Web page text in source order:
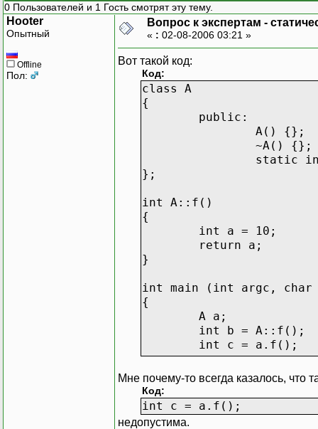
0 Пользователей и 1 Гость смотрят эту тему.
Hooter
Опытный
Offline
Пол:
Вопрос к экспертам -
« : 02-08-2006 03:21 »
Вот такой код:
Код:
class A
{
public:
A() {};
~A() {};
static
};
int A::f()
{
int a = 10;
return a;
}
int main (int argc, char
{
A a;
int b = A::f();
int c = a.f();
return c;
}
Мне почему-то всегда казалось, что
Код:
int c = a.f();
недопустима.